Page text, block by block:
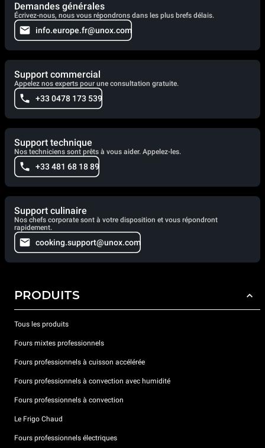
Demandes générales
Écrivez-nous, nous vous répondrons dans les plus brefs délais.
info.europe.fr@unox.com
Support commercial
Appelez nos experts pour une consultation gratuite.
+33 0478 173 539
Support technique
Nos techniciens sont prêts à vous aider. Appelez-les.
+33 481 68 18 89
Support culinaire
Nos chefs corporate sont à votre disposition et vous répondront
rapidement.
cooking.support@unox.com
PRODUITS
Tous les produits
Fours mixtes professionnels
Fours professionnels à cuisson accélérée
Fours professionnels à convection avec humidité
Fours professionnels à convection
Le Frigo Chaud
Fours professionnels électriques